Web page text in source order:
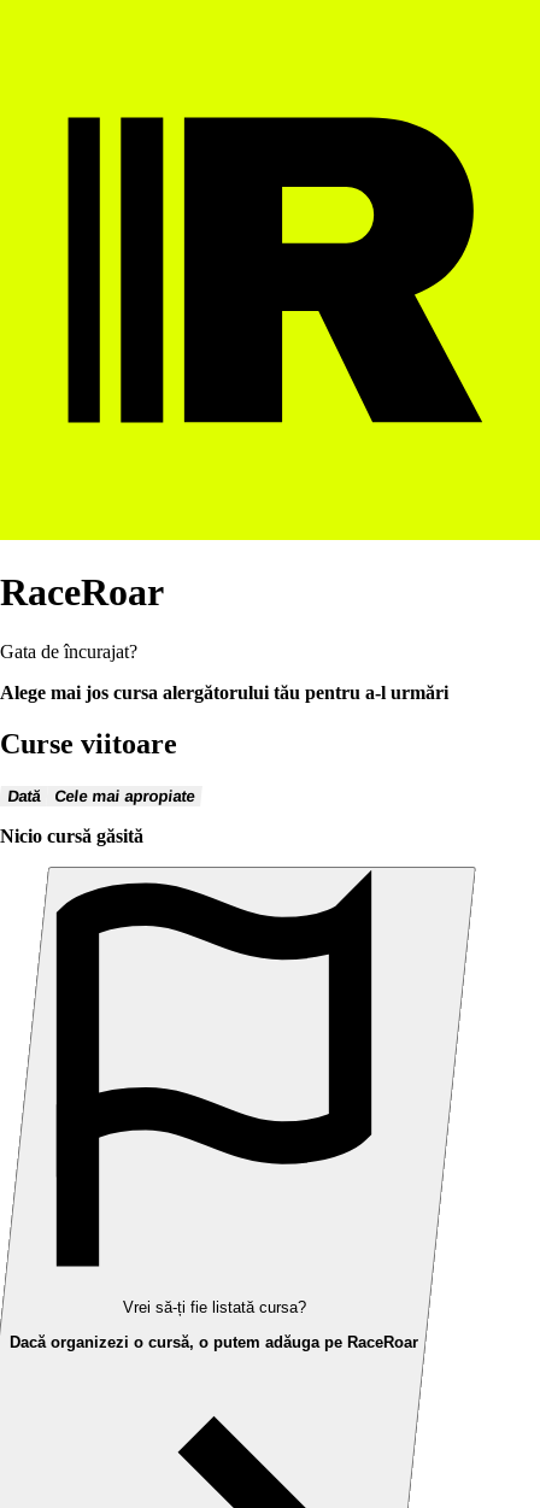
RaceRoar
Gata de încurajat?
Alege mai jos cursa alergătorului tău pentru a-l urmări
Curse viitoare
Dată Cele mai apropiate
Nicio cursă găsită
Vrei să-ți fie listată cursa?
Dacă organizezi o cursă, o putem adăuga pe RaceRoar